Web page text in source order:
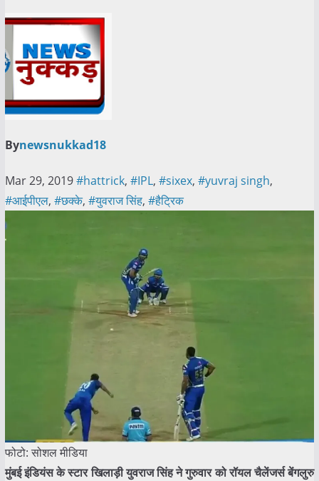
Bynewsnukkad18
Mar 29, 2019#hattrick, #IPL, #sixex, #yuvraj singh,
#आईपीएल, #छक्के, #युवराज सिंह, #हैट्रिक
फोटो: सोशल मीडिया
मुंबई इंडियंस के स्टार खिलाड़ी युवराज सिंह ने गुरुवार को रॉयल चैलेंजर्स बेंगलुरु